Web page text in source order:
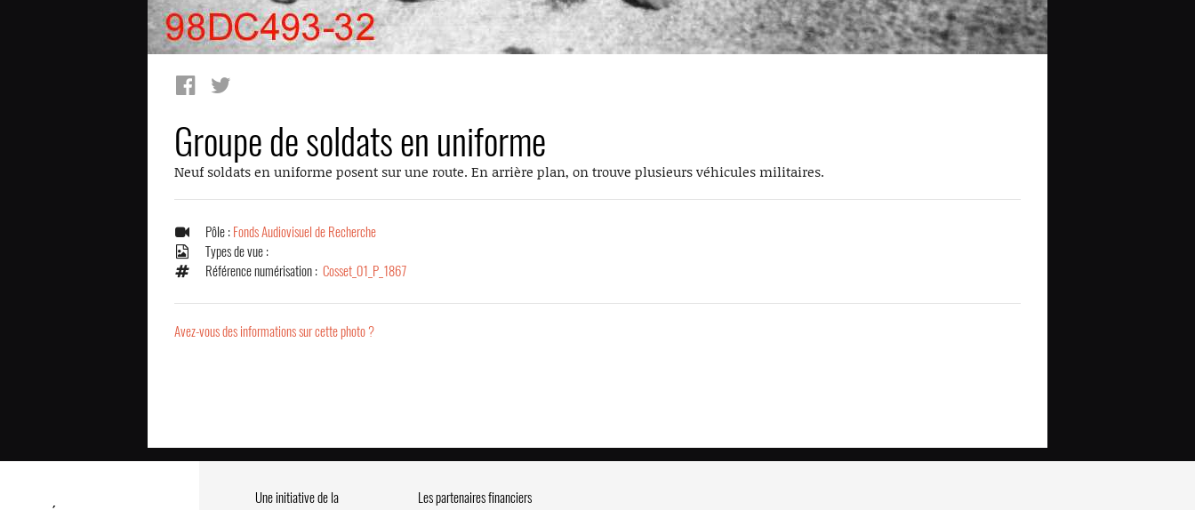
Groupe de soldats en uniforme
Neuf soldats en uniforme posent sur une route. En arrière plan, on trouve plusieurs véhicules militaires.
Pôle : Fonds Audiovisuel de Recherche
Types de vue :
Référence numérisation : Cosset_01_P_1867
Avez-vous des informations sur cette photo ?
Une initiative de la Les partenaires financiers